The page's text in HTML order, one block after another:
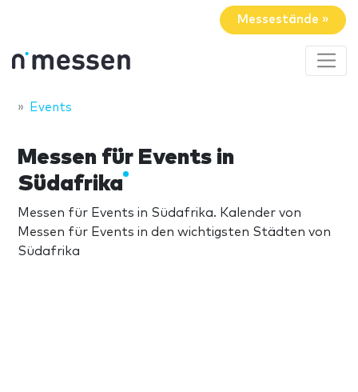
Messestände »
Events
Messen für Events in
Südafrika
Messen für Events in Südafrika. Kalender von
Messen für Events in den wichtigsten Städten von
Südafrika